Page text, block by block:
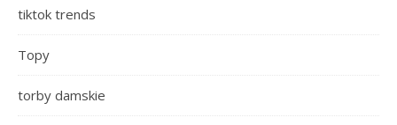
tiktok trends
Topy
torby damskie